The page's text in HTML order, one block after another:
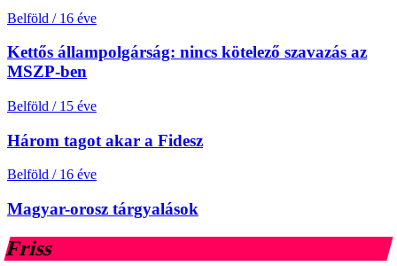
Belföld / 16 éve
Kettős állampolgárság: nincs kötelező szavazás az
MSZP-ben
Belföld / 15 éve
Három tagot akar a Fidesz
Belföld / 16 éve
Magyar-orosz tárgyalások
Friss